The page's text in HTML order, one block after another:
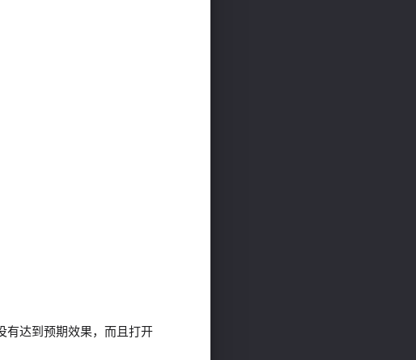
有达到预期效果，而且打开